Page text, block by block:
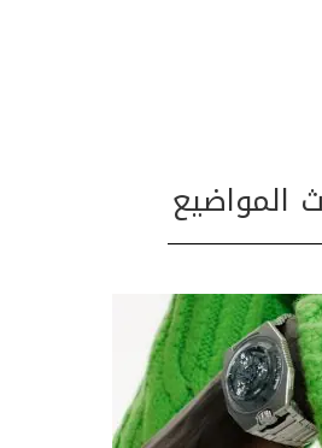
المواضيع